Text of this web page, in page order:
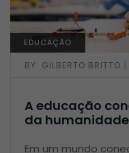
EDUCAÇÃO
BY: GILBERTO BRITTO |
A educação
da humanidade
Em um mundo